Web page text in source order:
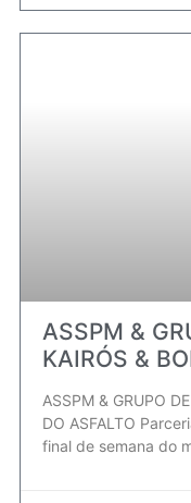
ASSPM &
KAIRÓS &
ASSPM & GRUPO
DO ASFALTO
final de semana do